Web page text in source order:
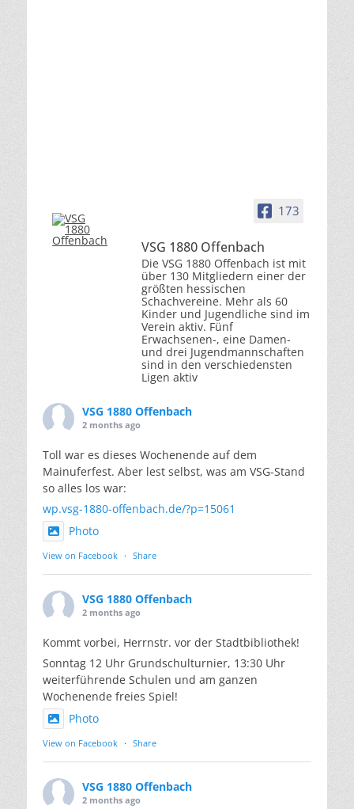
173
VSG 1880 Offenbach
Die VSG 1880 Offenbach ist mit
über 130 Mitgliedern einer der
größten hessischen
Schachvereine. Mehr als 60
Kinder und Jugendliche sind im
Verein aktiv. Fünf
Erwachsenen-, eine Damen-
und drei Jugendmannschaften
sind in den verschiedensten
Ligen aktiv
VSG 1880 Offenbach
2 months ago
Toll war es dieses Wochenende auf dem
Mainuferfest. Aber lest selbst, was am VSG-Stand
so alles los war:
wp.vsg-1880-offenbach.de/?p=15061
Photo
View on Facebook · Share
VSG 1880 Offenbach
2 months ago
Kommt vorbei, Herrnstr. vor der Stadtbibliothek!
Sonntag 12 Uhr Grundschulturnier, 13:30 Uhr
weiterführende Schulen und am ganzen
Wochenende freies Spiel!
Photo
View on Facebook · Share
VSG 1880 Offenbach
2 months ago